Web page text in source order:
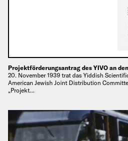
Projektförderungsantrag des YIVO an
20. November 1939 trat das Yiddish
American Jewish Joint Distribution
„Projekt…